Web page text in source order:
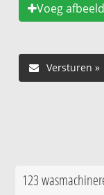
Voeg
123